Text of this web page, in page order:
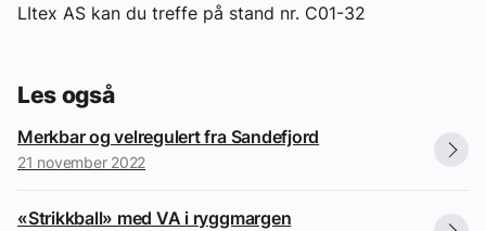
LItex AS kan du treffe på stand nr. C01-32
Les også
Merkbar og velregulert fra Sandefjord
21 november 2022
«Strikkball» med VA i ryggmargen